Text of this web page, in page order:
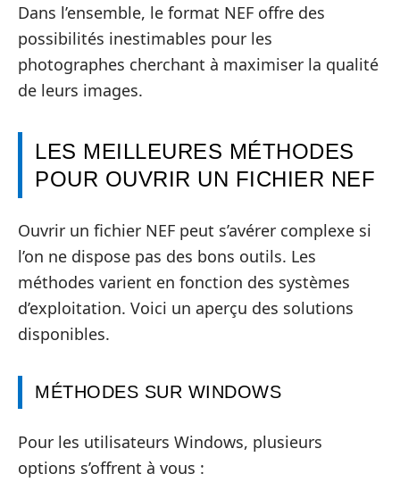
Dans l’ensemble, le format NEF offre des
possibilités inestimables pour les
photographes cherchant à maximiser la qualité
de leurs images.
LES MEILLEURES MÉTHODES
POUR OUVRIR UN FICHIER NEF
Ouvrir un fichier NEF peut s’avérer complexe si
l’on ne dispose pas des bons outils. Les
méthodes varient en fonction des systèmes
d’exploitation. Voici un aperçu des solutions
disponibles.
MÉTHODES SUR WINDOWS
Pour les utilisateurs Windows, plusieurs
options s’offrent à vous :